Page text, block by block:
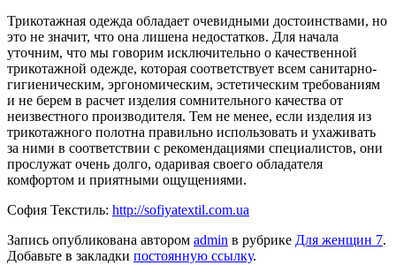
Трикотажная одежда обладает очевидными достоинствами, но
это не значит, что она лишена недостатков. Для начала
уточним, что мы говорим исключительно о качественной
трикотажной одежде, которая соответствует всем санитарно-
гигиеническим, эргономическим, эстетическим требованиям
и не берем в расчет изделия сомнительного качества от
неизвестного производителя. Тем не менее, если изделия из
трикотажного полотна правильно использовать и ухаживать
за ними в соответствии с рекомендациями специалистов, они
прослужат очень долго, одаривая своего обладателя
комфортом и приятными ощущениями.
София Текстиль: http://sofiyatextil.com.ua
Запись опубликована автором admin в рубрике Для женщин 7.
Добавьте в закладки постоянную ссылку.